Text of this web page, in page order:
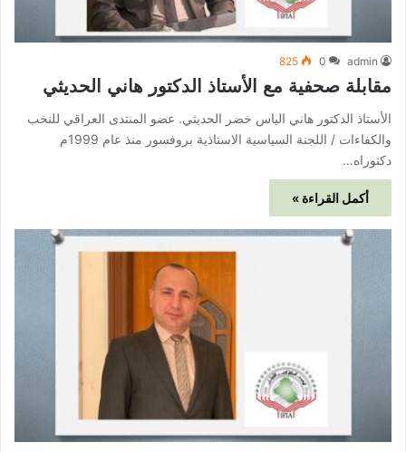
admin
0
825
مقابلة صحفية مع الأستاذ الدكتور هاني الحديثي
الأستاذ الدكتور هاني الياس خضر الحديثي. عضو المنتدى العراقي للنخب
والكفاءات / اللجنة السياسية الاستاذية بروفسور منذ عام 1999م
دكتوراه…
أكمل القراءة »